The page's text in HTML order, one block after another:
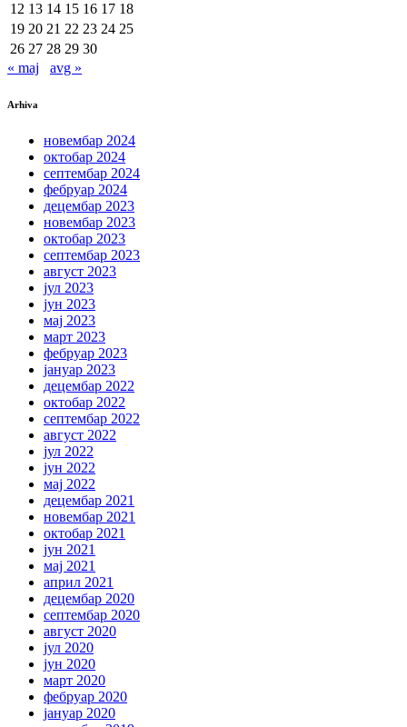
12 13 14 15 16 17 18
19 20 21 22 23 24 25
26 27 28 29 30
« maj
avg »
Arhiva
новембар 2024
октобар 2024
септембар 2024
фебруар 2024
децембар 2023
новембар 2023
октобар 2023
септембар 2023
август 2023
јул 2023
јун 2023
мај 2023
март 2023
фебруар 2023
јануар 2023
децембар 2022
октобар 2022
септембар 2022
август 2022
јул 2022
јун 2022
мај 2022
децембар 2021
новембар 2021
октобар 2021
јун 2021
мај 2021
април 2021
децембар 2020
септембар 2020
август 2020
јул 2020
јун 2020
март 2020
фебруар 2020
јануар 2020